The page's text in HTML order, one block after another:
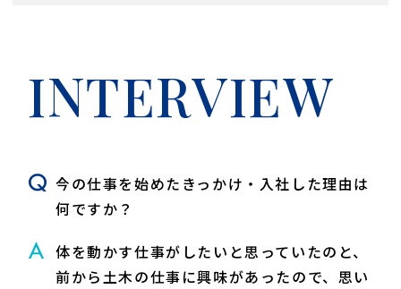
INTERVIEW
今の仕事を始めたきっかけ・入社した理由は
何ですか？
体を動かす仕事がしたいと思っていたのと、
前から土木の仕事に興味があったので、思い